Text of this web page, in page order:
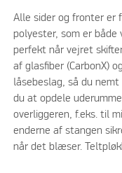
Alle sider og fronter
polyester, som er både
perfekt når vejret
af glasfiber (CarbonX)
låsebeslag, så du
du at opdele
overliggeren, f.eks. til
enderne af stangen
når det blæser.